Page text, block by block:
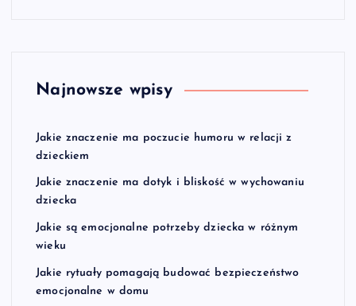
Najnowsze wpisy
Jakie znaczenie ma poczucie humoru w relacji z
dzieckiem
Jakie znaczenie ma dotyk i bliskość w wychowaniu
dziecka
Jakie są emocjonalne potrzeby dziecka w różnym
wieku
Jakie rytuały pomagają budować bezpieczeństwo
emocjonalne w domu